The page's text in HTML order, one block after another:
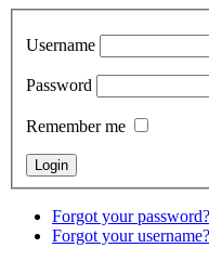
Username
Password
Remember me
Forgot your password?
Forgot your username?